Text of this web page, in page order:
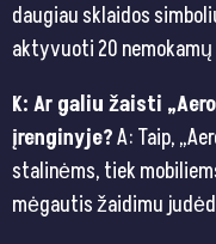
daugiau sklaidos
aktyvuoti 20
K: Ar galiu žaisti
įrenginyje?A: Taip,
stalinėms, tiek
mėgautis žaidimu